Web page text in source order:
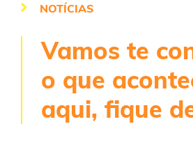
NOTÍCIAS
Vamos te
o que
aqui, fique